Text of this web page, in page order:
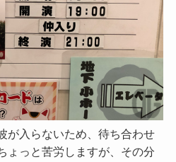
が入らないため、待ち合わせ
ょっと苦労しますが、その分